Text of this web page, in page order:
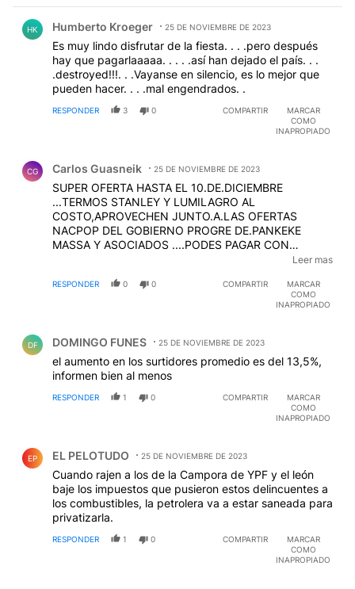
HK Humberto Kroeger 25 DE NOVIEMBRE DE 2023
Es muy lindo disfrutar de la fiesta. . . .pero después
hay que pagarlaaaaa. . . . .así han dejado el país. . .
.destroyed!!!. . .Vayanse en silencio, es lo mejor que
pueden hacer. . . .mal engendrados. .
RESPONDER 3 0 COMPARTIR
MARCAR
COMO
INAPROPIADO
CG Carlos Guasneik 25 DE NOVIEMBRE DE 2023
SUPER OFERTA HASTA EL 10.DE.DICIEMBRE
...TERMOS STANLEY Y LUMILAGRO AL
COSTO,APROVECHEN JUNTO.A.LAS OFERTAS
NACPOP DEL GOBIERNO PROGRE DE.PANKEKE
MASSA Y ASOCIADOS ....PODES PAGAR CON
CUENTA DNI , PATACONES , LECOP ,MP, Q.LASTIMA
PROGRESO ECONOMICO , LAS
GRANDES.JUBILACIONES , LOS GRANDES SUELDOS
Leer mas
RESPONDER 0 0 COMPARTIR
MARCAR
COMO
INAPROPIADO
DF DOMINGO FUNES 25 DE NOVIEMBRE DE 2023
el aumento en los surtidores promedio es del 13,5%,
informen bien al menos
RESPONDER 1 0 COMPARTIR
MARCAR
COMO
INAPROPIADO
EP EL PELOTUDO 25 DE NOVIEMBRE DE 2023
Cuando rajen a los de la Campora de YPF y el león
baje los impuestos que pusieron estos delincuentes a
los combustibles, la petrolera va a estar saneada para
privatizarla.
RESPONDER 1 0 COMPARTIR
MARCAR
COMO
INAPROPIADO